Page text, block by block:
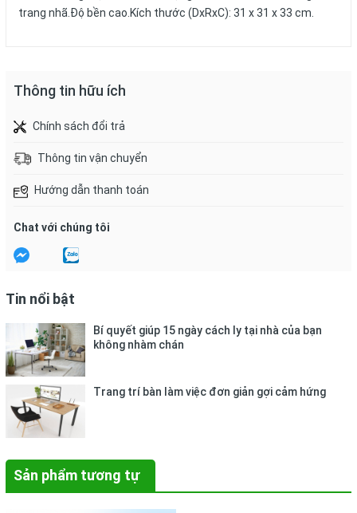
trang nhã.Độ bền cao.Kích thước (DxRxC): 31 x 31 x 33 cm.
Thông tin hữu ích
Chính sách đổi trả
Thông tin vận chuyển
Hướng dẫn thanh toán
Chat với chúng tôi
Tin nổi bật
Bí quyết giúp 15 ngày cách ly tại nhà của bạn
không nhàm chán
Trang trí bàn làm việc đơn giản gợi cảm hứng
Sản phẩm tương tự